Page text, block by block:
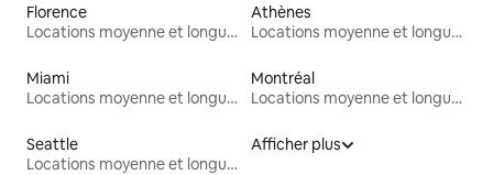
Florence
Locations moyenne et longue durée
Athènes
Locations moyenne et longue durée
Miami
Locations moyenne et longue durée
Montréal
Locations moyenne et longue durée
Seattle
Locations moyenne et longue durée
Afficher plus